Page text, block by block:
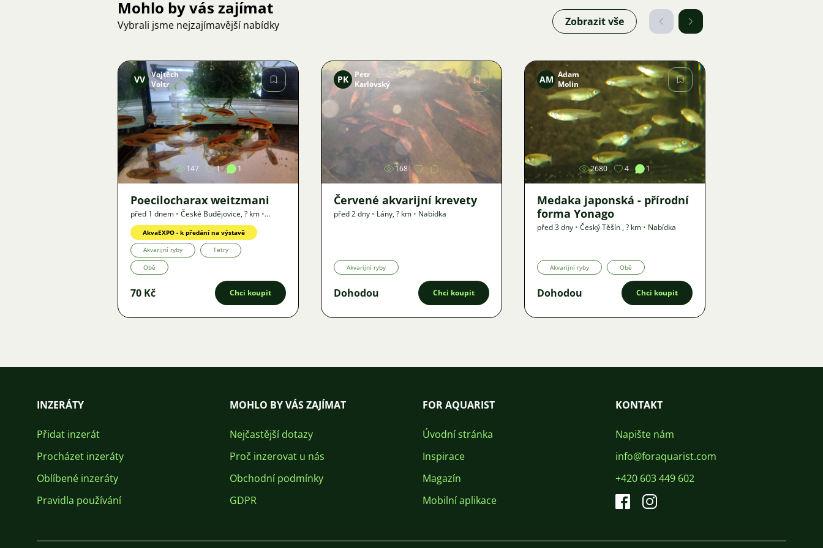
Mohlo by vás zajímat
Vybrali jsme nejzajímavější nabídky Zobrazit vše
Obrázek
VV Vojtěch
Voltr
147 1 1
Poecilocharax weitzmani
před 1 dnem • České Budějovice,? km •
Nabídka
AkvaEXPO - k předání na výstavě
Akvarijní ryby Tetry
Obě
70 Kč Chci koupit
Obrázek
PK
Petr
Karlovský
168
Červené akvarijní krevety
před 2 dny • Lány,? km • Nabídka
Akvarijní ryby
Dohodou Chci koupit
Obrázek
AM Adam
Molin
2680 4 1
Medaka japonská - přírodní
forma Yonago
před 3 dny • Český Těšín ,? km • Nabídka
Akvarijní ryby Obě
Dohodou Chci koupit
INZERÁTY
Přidat inzerát
Procházet inzeráty
Oblíbené inzeráty
Pravidla používání
MOHLO BY VÁS ZAJÍMAT
Nejčastější dotazy
Proč inzerovat u nás
Obchodní podmínky
GDPR
FOR AQUARIST
Úvodní stránka
Inspirace
Magazín
Mobilní aplikace
KONTAKT
Napište nám
info@foraquarist.com
+420 603 449 602